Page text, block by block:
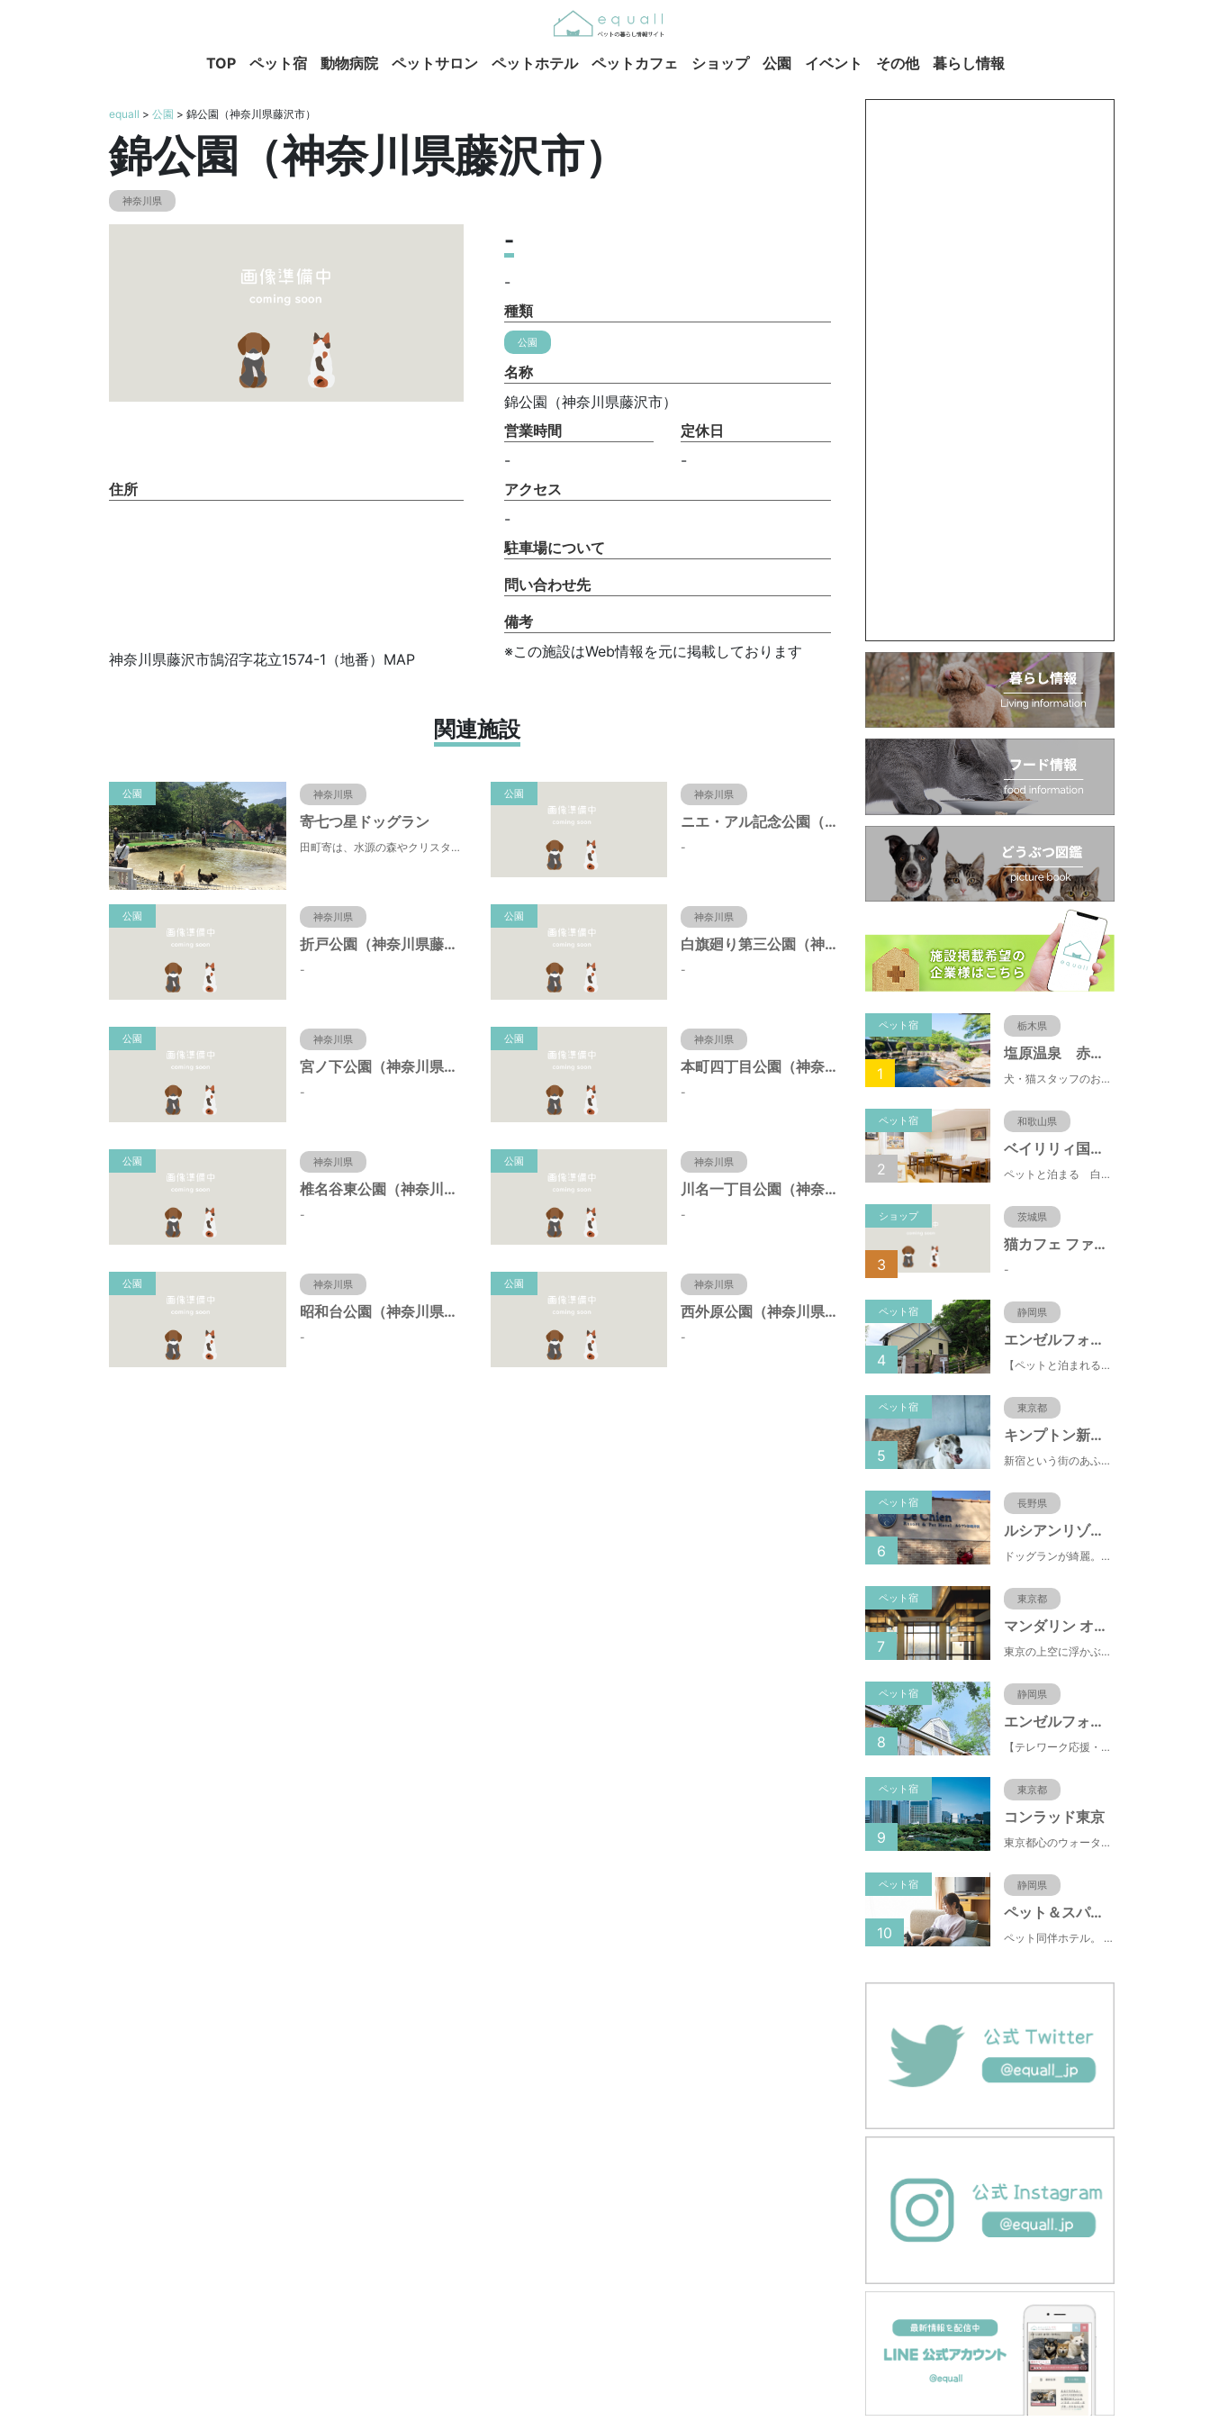
TOP ペット宿 動物病院 ペットサロン ペットホテル ペットカフェ ショップ 公園 イベント その他 暮らし情報
equall > 公園 > 錦公園（神奈川県藤沢市）
錦公園（神奈川県藤沢市）
神奈川県
-
-
種類
公園
名称
錦公園（神奈川県藤沢市）
営業時間
-
定休日
-
住所
神奈川県藤沢市鵠沼字花立1574-1（地番）MAP
アクセス
-
駐車場について
問い合わせ先
備考
※この施設はWeb情報を元に掲載しております
関連施設
公園 神奈川県
寄七つ星ドッグラン
田町寄は、水源の森やクリスタルな清流 、 満天の星空などの豊かな自然に包まれ、 食や農、芸術の魅力あふれる川の里です。 ドッグランエリアを中心とした『やどりき七つ星ヴィレッジ』を ゆっくりお楽しみください。
公園 神奈川県
ニエ・アル記念公園（神奈川県藤沢市）
-
公園 神奈川県
折戸公園（神奈川県藤沢市）
-
公園 神奈川県
白旗廻り第三公園（神奈川県藤沢市）
-
公園 神奈川県
宮ノ下公園（神奈川県藤沢市）
-
公園 神奈川県
本町四丁目公園（神奈川県藤沢市）
-
公園 神奈川県
椎名谷東公園（神奈川県藤沢市）
-
公園 神奈川県
川名一丁目公園（神奈川県藤沢市）
-
公園 神奈川県
昭和台公園（神奈川県藤沢市）
-
公園 神奈川県
西外原公園（神奈川県藤沢市）
-
ペット宿 栃木県
塩原温泉 赤沢温泉旅館
犬・猫スタッフのおもてニャしが魅力のひとつ♪大自然に囲まれた隠れ家的宿で癒やしの休日を。
1
ペット宿 和歌山県
ベイリリィ国民宿舎しらゆり荘
ペットと泊まる 白浜温泉 ベイリリィ国民宿舎しらゆり荘
2
ショップ 茨城県
猫カフェ ファミリーズ
-
3
ペット宿 静岡県
エンゼルフォレスト伊豆高原(赤沢望洋台)
【ペットと泊まれる】源泉かけ流し温泉付の1棟貸切別荘（自炊OK）全別荘内装リフォーム済み♪
4
ペット宿 東京都
キンプトン新宿東京
新宿という街のあふれるエネルギーを映し出すようなライブ感のあるホテルなのに、中へと足を踏み入れれば、そこは別世界に
5
ペット宿 長野県
ルシアンリゾート旧軽井沢
ドッグランが綺麗。おもちゃが多くある。有料のドッグランなので、お客さんの質が良い。ドッグラン以外にも楽しめる場所が多い。
6
ペット宿 東京都
マンダリン オリエンタル 東京
東京の上空に浮かぶマンダリン オリエンタル 東京は、眼下にすばらしい風景が広がるラグジュアリーな5つ星ホテルです。凜とした風格ある佇まいと和モダンのスタイルに、最新鋭のテクノロジー、定評あるスパ、驚きと感動に満ちた食体験、卓越したサービスを融合させ、真心を込めてお客さまをおもてなしいたします。
7
ペット宿 静岡県
エンゼルフォレスト伊豆スカイライン
【テレワーク応援・ペットと泊まれる】ゴルフ場隣接のまるごと貸切別荘（自炊OK）
8
ペット宿 東京都
コンラッド東京
東京都心のウォーターフロントに位置し、都内全域へのアクセスへも便利なコンラッド東京は、銀座や新橋へ徒歩圏内、明治神宮や浅草、六本木などの観光・ショッピングエリアにもアクセス至便。また、東京駅まで10分、羽田空港まで25分、丸の内などの主要ビジネス街へのアクセスにも優れ、ビジネスにも最適のロケーションです。
9
ペット宿 静岡県
ペット＆スパホテル伊豆高原
ペット同伴ホテル。 快適な施設と癒しの温泉、京風懐石をご堪能ください。
10